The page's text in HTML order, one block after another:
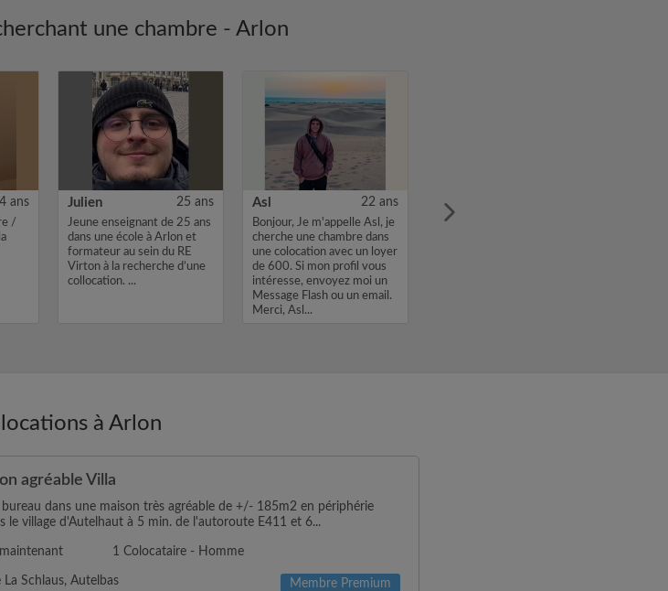
une chambre - Arlon
ans
/
Julien 25 ans
Jeune enseignant de 25 ans
dans une école à Arlon et
formateur au sein du RE
Virton à la recherche d’une
collocation. ...
Asl 22 ans
Bonjour, Je m'appelle Asl, je
cherche une chambre dans
une colocation avec un loyer
de 600. Si mon profil vous
intéresse, envoyez moi un
Message Flash ou un email.
Merci, Asl...
à Arlon
agréable Villa
dans une maison très agréable de +/- 185m2 en périphérie
le village d'Autelhaut à 5 min. de l'autoroute E411 et 6...
1 Colocataire - Homme
La Schlaus, Autelbas Membre Premium